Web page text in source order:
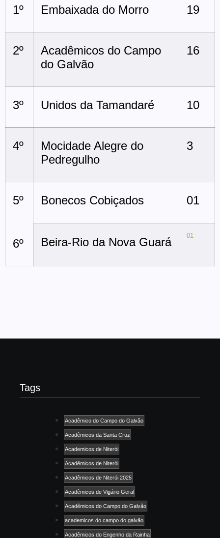
1º Embaixada do Morro 19
2º
Acadêmicos do Campo
do Galvão
16
3º Unidos da Tamandaré 10
4º
Mocidade Alegre do
Pedregulho
3
5º
6º
Bonecos Cobiçados 01
Beira-Rio da Nova Guará 01
Tags
Acadêmico do Campo do Galvão
Acadêmicos da Santa Cruz
Academicos de Niterói
Acadêmicos de Niterói
Acadêmicos de Niterói 2025
Acadêmicos de Vigário Geral
Acadêmicos do Campo do Galvão
academicos do campo do galvão
Acadêmicos do Engenho da Rainha